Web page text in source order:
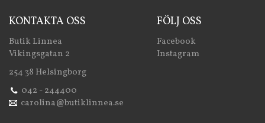
KONTAKTA OSS
Butik Linnea
Vikingsgatan 2
254 38 Helsingborg
042 - 244400
carolina@butiklinnea.se
FÖLJ OSS
Facebook
Instagram